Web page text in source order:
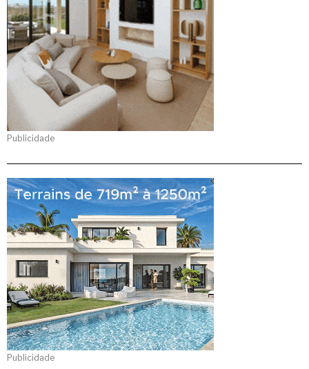
Publicidade
Publicidade